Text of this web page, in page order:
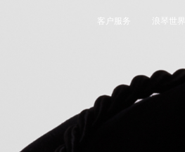
客户服务 浪琴世界
查看所有大使